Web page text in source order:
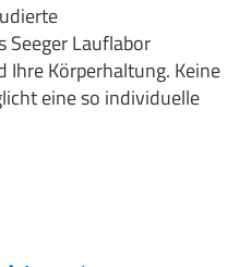
Seeger Lauflabor
Ihre Körperhaltung. Keine
eine so individuelle